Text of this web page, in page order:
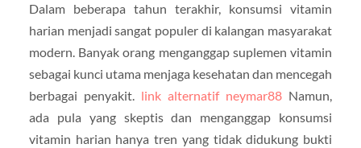
Dalam beberapa tahun terakhir, konsumsi vitamin
harian menjadi sangat populer di kalangan masyarakat
modern. Banyak orang menganggap suplemen vitamin
sebagai kunci utama menjaga kesehatan dan mencegah
berbagai penyakit. link alternatif neymar88 Namun,
ada pula yang skeptis dan menganggap konsumsi
vitamin harian hanya tren yang tidak didukung bukti